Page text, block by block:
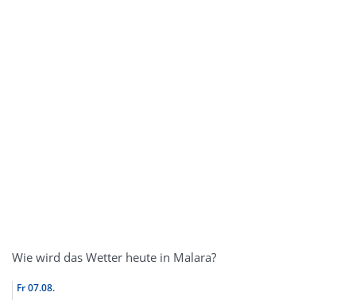
Wie wird das Wetter heute in Malara?
Fr07.08.